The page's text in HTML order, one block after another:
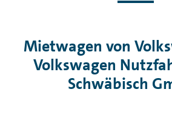
Mietwagen von
Volkswagen
Schwäbisch